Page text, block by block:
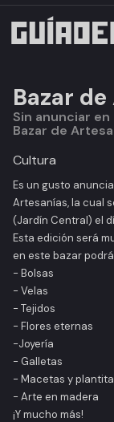
Bazar
Sin anunciar
Bazar de
Cultura
Es un gusto
Artesanías, la cual
(Jardín Central) el
Esta edición será
en este bazar
- Bolsas
- Velas
- Tejidos
- Flores eternas
-Joyería
- Galletas
- Macetas y
- Arte en madera
¡Y mucho más!